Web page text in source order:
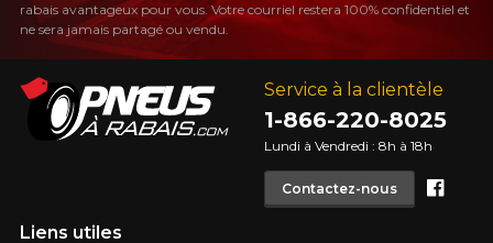
Service à la clientèle
1-866-220-8025
Lundi à Vendredi : 8h à 18h
Contactez-nous
Liens utiles
rabais avantageux pour vous. Votre courriel restera 100% confidentiel et
ne sera jamais partagé ou vendu.